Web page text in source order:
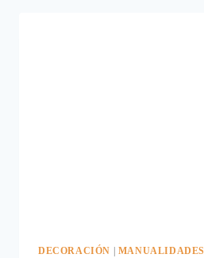
DECORACIÓN MANUALIDADES